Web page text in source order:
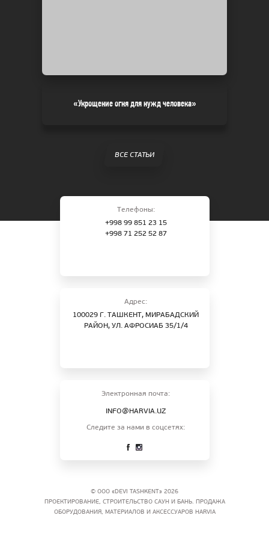
«Укрощение огня для нужд человека»
ВСЕ СТАТЬИ
Телефоны:
+998 99 851 23 15
+998 71 252 52 87
Адрес:
100029 Г. ТАШКЕНТ, МИРАБАДСКИЙ
РАЙОН, УЛ. АФРОСИАБ 35/1/4
Электронная почта:
INFO@HARVIA.UZ
Следите за нами в соцсетях:
© ООО «DEVI TASHKENT» 2026
ПРОЕКТИРОВАНИЕ, СТРОИТЕЛЬСТВО САУН И БАНЬ. ПРОДАЖА
ОБОРУДОВАНИЯ, МАТЕРИАЛОВ И АКСЕССУАРОВ HARVIA